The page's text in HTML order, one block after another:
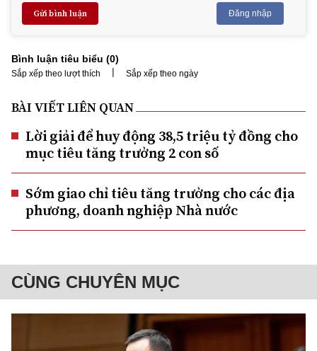
Gửi bình luận Đăng nhập
Bình luận tiêu biểu (0)
Sắp xếp theo lượt thích | Sắp xếp theo ngày
BÀI VIẾT LIÊN QUAN
Lời giải để huy động 38,5 triệu tỷ đồng cho
mục tiêu tăng trưởng 2 con số
Sớm giao chỉ tiêu tăng trưởng cho các địa
phương, doanh nghiệp Nhà nước
CÙNG CHUYÊN MỤC